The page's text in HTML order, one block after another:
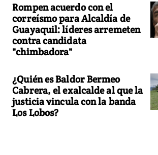
Rompen acuerdo con el
correísmo para Alcaldía de
Guayaquil: líderes arremeten
contra candidata
"chimbadora"
¿Quién es Baldor Bermeo
Cabrera, el exalcalde al que la
justicia vincula con la banda
Los Lobos?